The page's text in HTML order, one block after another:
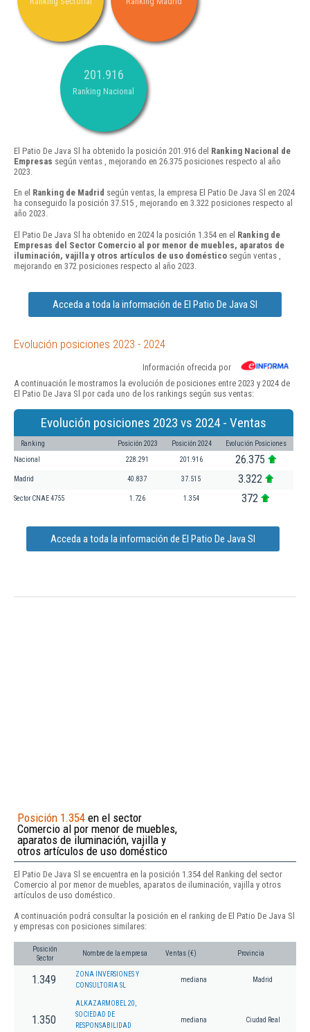
201.916
Ranking Nacional
El Patio De Java Sl ha obtenido la posición 201.916 del Ranking Nacional de
Empresas según ventas , mejorando en 26.375 posiciones respecto al año
2023.
En el Ranking de Madrid según ventas, la empresa El Patio De Java Sl en 2024
ha conseguido la posición 37.515 , mejorando en 3.322 posiciones respecto al
año 2023.
El Patio De Java Sl ha obtenido en 2024 la posición 1.354 en el Ranking de
Empresas del Sector Comercio al por menor de muebles, aparatos de
iluminación, vajilla y otros artículos de uso doméstico según ventas ,
mejorando en 372 posiciones respecto al año 2023.
Acceda a toda la información de El Patio De Java Sl
Evolución posiciones 2023 - 2024
Información ofrecida por
A continuación le mostramos la evolución de posiciones entre 2023 y 2024 de
El Patio De Java Sl por cada uno de los rankings según sus ventas:
Evolución posiciones 2023 vs 2024 - Ventas
Ranking Posición 2023 Posición 2024 Evolución Posiciones
Nacional 228.291 201.916 26.375
Madrid 40.837 37.515 3.322
Sector CNAE 4755 1.726 1.354 372
Acceda a toda la información de El Patio De Java Sl
Posición 1.354 en el sector
Comercio al por menor de muebles,
aparatos de iluminación, vajilla y
otros artículos de uso doméstico
El Patio De Java Sl se encuentra en la posición 1.354 del Ranking del sector
Comercio al por menor de muebles, aparatos de iluminación, vajilla y otros
artículos de uso doméstico.
A continuación podrá consultar la posición en el ranking de El Patio De Java Sl
y empresas con posiciones similares:
Posición
Sector
Nombre de la empresa Ventas (€) Provincia
1.349
ZONA INVERSIONES Y
CONSULTORIA SL
mediana Madrid
1.350
ALKAZARMOBEL 20,
SOCIEDAD DE
RESPONSABILIDAD
mediana Ciudad Real